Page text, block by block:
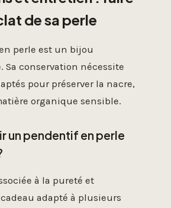
de sa perle
perle est un bijou
Sa conservation nécessite
pour préserver la nacre,
organique sensible.
un pendentif en perle
à la pureté et
adapté à plusieurs